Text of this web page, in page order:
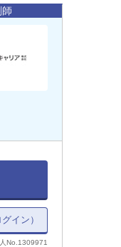
イン）
No.1309971